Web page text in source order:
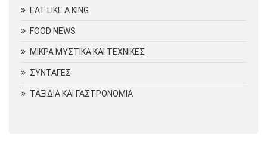
EAT LIKE A KING
FOOD NEWS
ΜΙΚΡΑ ΜΥΣΤΙΚΑ ΚΑΙ ΤΕΧΝΙΚΕΣ
ΣΥΝΤΑΓΕΣ
ΤΑΞΙΔΙΑ ΚΑΙ ΓΑΣΤΡΟΝΟΜΙΑ